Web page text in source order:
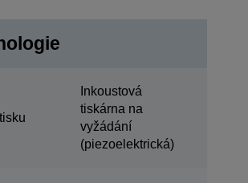
Inkoustová
tiskárna na
vyžádání
(piezoelektrická)